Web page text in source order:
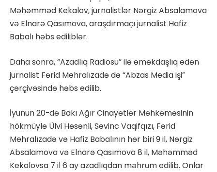
Məhəmməd Kekalov, jurnalistlər Nərgiz Absalamova
və Elnarə Qasımova, araşdırmaçı jurnalist Hafiz
Babalı həbs ediliblər.
Daha sonra, “Azadlıq Radiosu” ilə əməkdaşlıq edən
jurnalist Fərid Mehralızadə də “Abzas Media işi”
çərçivəsində həbs edilib.
İyunun 20-də Bakı Ağır Cinayətlər Məhkəməsinin
hökmüylə Ülvi Həsənli, Sevinc Vaqifqızı, Fərid
Mehralızadə və Hafiz Babalının hər biri 9 il, Nərgiz
Absalamova və Elnarə Qasımova 8 il, Məhəmməd
Kekalovsa 7 il 6 ay azadlıqdan məhrum edilib. Onlar